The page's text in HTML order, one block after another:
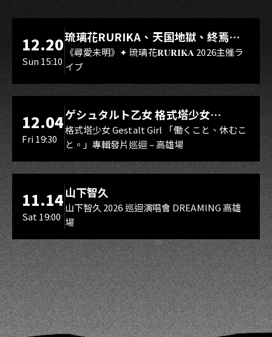
LIVE WAREHOUSE 小庫
12.20
Sun 15:10
琉璃花RURIKA、天国地獄、終焉
Rebirth、DUALIA、無我夢中、花奏
スマイル（O.A.）
《尋愛未明》✦ 琉璃花𝐑𝐔𝐑𝐈𝐊𝐀 2026主催ラ
イブ
LIVE WAREHOUSE 小庫
12.04
Fri 19:30
ゲシュタルト乙女 格式塔少女
Gestalt Girl
格式塔少女 Gestalt Girl 「働くこと、休むこ
と。」專輯發片巡迴 – 高雄場
11.14
Sat 19:00
山下智久
山下智久 2026 巡迴演唱會 DREAMING 高雄
場